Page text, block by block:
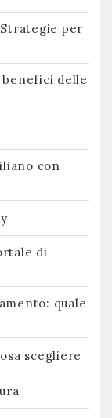
per
delle
con
di
quale
scegliere